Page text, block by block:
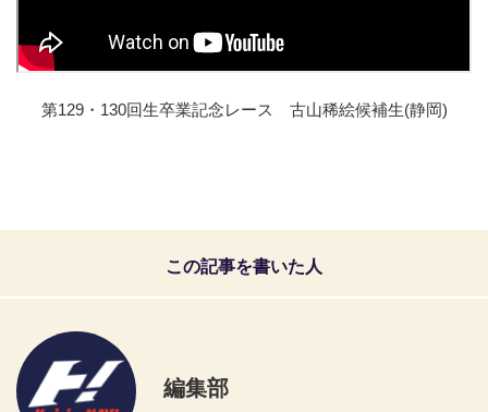
第129・130回生卒業記念レース 古山稀絵候補生(静岡)
この記事を書いた人
編集部